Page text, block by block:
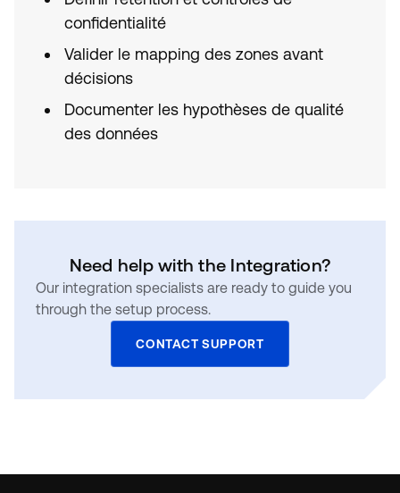
confidentialité
Valider le mapping des zones avant
décisions
Documenter les hypothèses de qualité
des données
Need help with the Integration?
Our integration specialists are ready to guide you
through the setup process.
CONTACT SUPPORT